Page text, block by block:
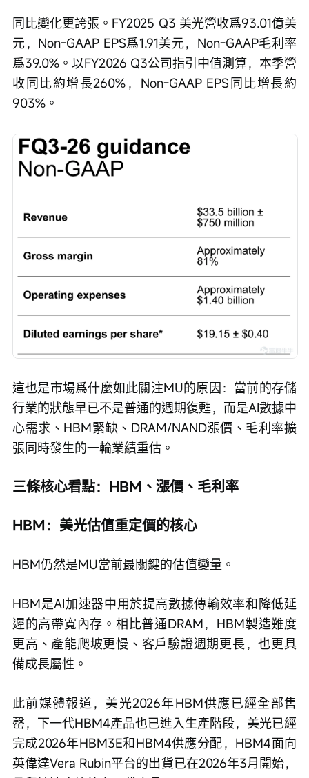
同比變化更誇張。FY2025 Q3 美光營收爲93.01億美
元，Non-GAAP EPS爲1.91美元，Non-GAAP毛利率
爲39.0%。以FY2026 Q3公司指引中值測算，本季營
收同比約增長260%，Non-GAAP EPS同比增長約
903%。
這也是市場爲什麼如此關注MU的原因：當前的存儲
行業的狀態早已不是普通的週期復甦，而是AI數據中
心需求、HBM緊缺、DRAM/NAND漲價、毛利率擴
張同時發生的一輪業績重估。
三條核心看點：HBM、漲價、毛利率
HBM：美光估值重定價的核心
HBM仍然是MU當前最關鍵的估值變量。
HBM是AI加速器中用於提高數據傳輸效率和降低延
遲的高帶寬內存。相比普通DRAM，HBM製造難度
更高、產能爬坡更慢、客戶驗證週期更長，也更具
備成長屬性。
此前媒體報道，美光2026年HBM供應已經全部售
罄，下一代HBM4產品也已進入生產階段，美光已經
完成2026年HBM3E和HBM4供應分配，HBM4面向
英偉達Vera Rubin平台的出貨已在2026年3月開始，